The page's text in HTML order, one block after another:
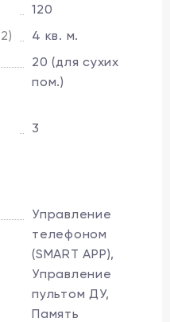
120
4 кв. м.
20 (для сухих
пом.)
3
Управление
телефоном
(SMART APP),
Управление
пультом ДУ,
Память